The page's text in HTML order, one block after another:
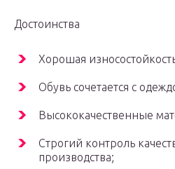
Достоинства
Хорошая
Обувь сочетается с
Высококачественные
Строгий контроль
производства;